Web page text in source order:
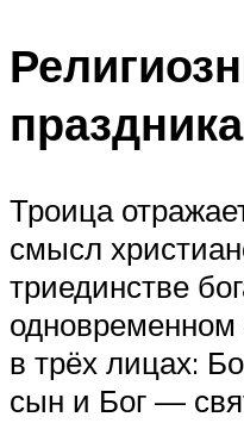
праздника
Троица
смысл
триединстве
одновременном
в трёх лицах:
сын и Бог —